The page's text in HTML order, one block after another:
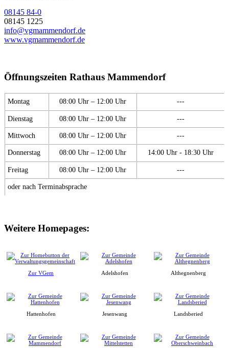
08145 84-0
08145 1225
info@vgmammendorf.de
www.vgmammendorf.de
Öffnungszeiten Rathaus Mammendorf
Montag 08:00 Uhr – 12:00 Uhr ---
Dienstag 08:00 Uhr – 12:00 Uhr ---
Mittwoch 08:00 Uhr – 12:00 Uhr ---
Donnerstag 08:00 Uhr – 12:00 Uhr 14:00 Uhr - 18:30 Uhr
Freitag 08:00 Uhr – 12:00 Uhr ---
oder nach Terminabsprache
Weitere Homepages:
Zur VGem Adelshofen Althegnenberg
Hattenhofen Jesenwang Landsberied